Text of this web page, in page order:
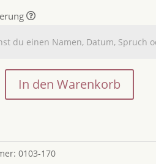
In den Warenkorb
0103-170